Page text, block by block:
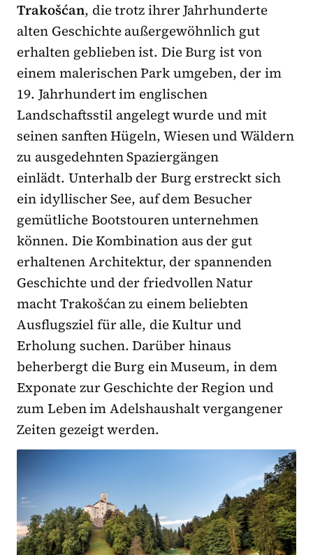
Trakošćan, die trotz ihrer Jahrhunderte
alten Geschichte außergewöhnlich gut
erhalten geblieben ist. Die Burg ist von
einem malerischen Park umgeben, der im
19. Jahrhundert im englischen
Landschaftsstil angelegt wurde und mit
seinen sanften Hügeln, Wiesen und Wäldern
zu ausgedehnten Spaziergängen
einlädt. Unterhalb der Burg erstreckt sich
ein idyllischer See, auf dem Besucher
gemütliche Bootstouren unternehmen
können. Die Kombination aus der gut
erhaltenen Architektur, der spannenden
Geschichte und der friedvollen Natur
macht Trakošćan zu einem beliebten
Ausflugsziel für alle, die Kultur und
Erholung suchen. Darüber hinaus
beherbergt die Burg ein Museum, in dem
Exponate zur Geschichte der Region und
zum Leben im Adelshaushalt vergangener
Zeiten gezeigt werden.